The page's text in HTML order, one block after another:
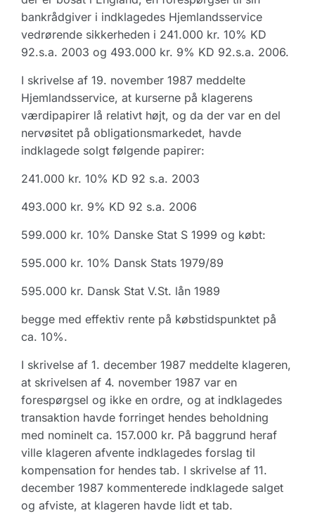
bankrådgiver i indklagedes Hjemlandsservice
vedrørende sikkerheden i 241.000 kr. 10% KD
92.s.a. 2003 og 493.000 kr. 9% KD 92.s.a. 2006.
I skrivelse af 19. november 1987 meddelte
Hjemlandsservice, at kurserne på klagerens
værdipapirer lå relativt højt, og da der var en del
nervøsitet på obligationsmarkedet, havde
indklagede solgt følgende papirer:
241.000 kr. 10% KD 92 s.a. 2003
493.000 kr. 9% KD 92 s.a. 2006
599.000 kr. 10% Danske Stat S 1999 og købt:
595.000 kr. 10% Dansk Stats 1979/89
595.000 kr. Dansk Stat V.St. lån 1989
begge med effektiv rente på købstidspunktet på
ca. 10%.
I skrivelse af 1. december 1987 meddelte klageren,
at skrivelsen af 4. november 1987 var en
forespørgsel og ikke en ordre, og at indklagedes
transaktion havde forringet hendes beholdning
med nominelt ca. 157.000 kr. På baggrund heraf
ville klageren afvente indklagedes forslag til
kompensation for hendes tab. I skrivelse af 11.
december 1987 kommenterede indklagede salget
og afviste, at klageren havde lidt et tab.